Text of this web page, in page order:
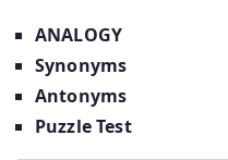
ANALOGY
Synonyms
Antonyms
Puzzle Test